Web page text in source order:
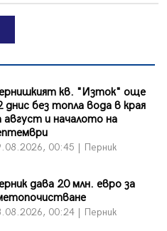
кв. "Изток" още
днис без топла вода в края
август и началото на
00:45 | Перник
дава 20 млн. евро за
00:24 | Перник